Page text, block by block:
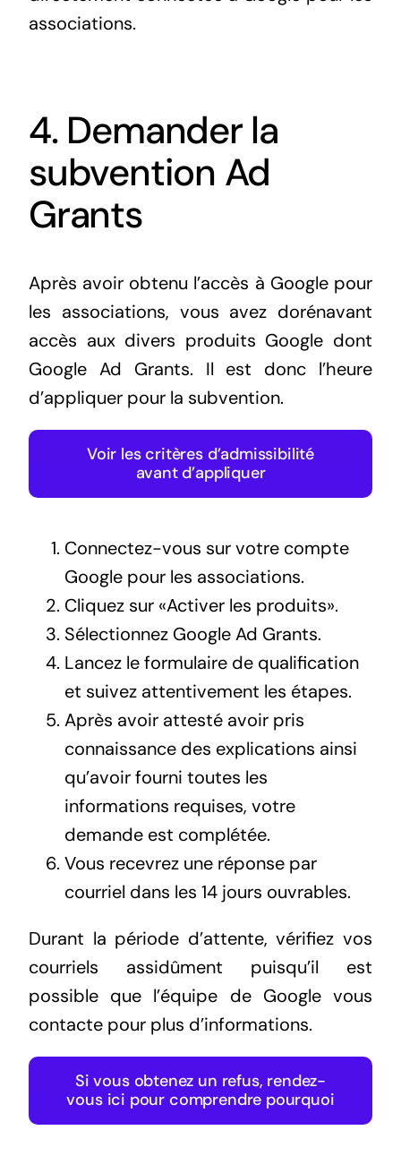
associations.
4. Demander la
subvention Ad
Grants
Après avoir obtenu l’accès à Google pour
les associations, vous avez dorénavant
accès aux divers produits Google dont
Google Ad Grants. Il est donc l’heure
d’appliquer pour la subvention.
Voir les critères d’admissibilité
avant d’appliquer
Connectez-vous sur votre compte
Google pour les associations.
Cliquez sur «Activer les produits».
Sélectionnez Google Ad Grants.
Lancez le formulaire de qualification
et suivez attentivement les étapes.
Après avoir attesté avoir pris
connaissance des explications ainsi
qu’avoir fourni toutes les
informations requises, votre
demande est complétée.
Vous recevrez une réponse par
courriel dans les 14 jours ouvrables.
Durant la période d’attente, vérifiez vos
courriels assidûment puisqu’il est
possible que l’équipe de Google vous
contacte pour plus d’informations.
Si vous obtenez un refus, rendez-
vous ici pour comprendre pourquoi